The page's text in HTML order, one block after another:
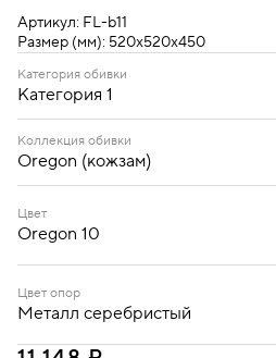
Артикул: FL-b11
Размер (мм): 520х520х450
Категория обивки
Категория 1
Коллекция обивки
Oregon (кожзам)
Цвет
Oregon 10
Oregon 03 Oregon 10
Цвет опор
Металл серебристый